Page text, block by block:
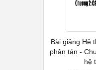
Bài giảng Hệ
phân tán -
hệ